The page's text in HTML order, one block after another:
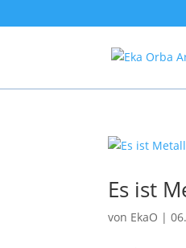
Es ist
von EkaO |